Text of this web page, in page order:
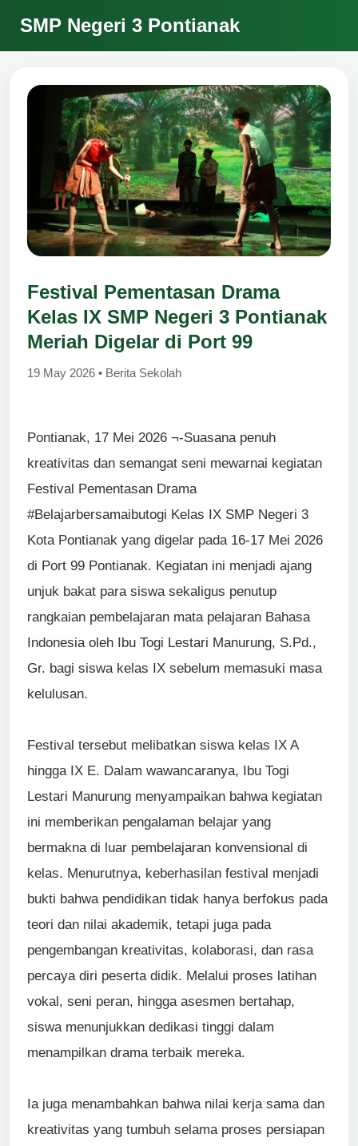
SMP Negeri 3 Pontianak
Festival Pementasan Drama
Kelas IX SMP Negeri 3 Pontianak
Meriah Digelar di Port 99
19 May 2026 • Berita Sekolah
Pontianak, 17 Mei 2026 ¬-Suasana penuh
kreativitas dan semangat seni mewarnai kegiatan
Festival Pementasan Drama
#Belajarbersamaibutogi Kelas IX SMP Negeri 3
Kota Pontianak yang digelar pada 16-17 Mei 2026
di Port 99 Pontianak. Kegiatan ini menjadi ajang
unjuk bakat para siswa sekaligus penutup
rangkaian pembelajaran mata pelajaran Bahasa
Indonesia oleh Ibu Togi Lestari Manurung, S.Pd.,
Gr. bagi siswa kelas IX sebelum memasuki masa
kelulusan.
Festival tersebut melibatkan siswa kelas IX A
hingga IX E. Dalam wawancaranya, Ibu Togi
Lestari Manurung menyampaikan bahwa kegiatan
ini memberikan pengalaman belajar yang
bermakna di luar pembelajaran konvensional di
kelas. Menurutnya, keberhasilan festival menjadi
bukti bahwa pendidikan tidak hanya berfokus pada
teori dan nilai akademik, tetapi juga pada
pengembangan kreativitas, kolaborasi, dan rasa
percaya diri peserta didik. Melalui proses latihan
vokal, seni peran, hingga asesmen bertahap,
siswa menunjukkan dedikasi tinggi dalam
menampilkan drama terbaik mereka.
Ia juga menambahkan bahwa nilai kerja sama dan
kreativitas yang tumbuh selama proses persiapan